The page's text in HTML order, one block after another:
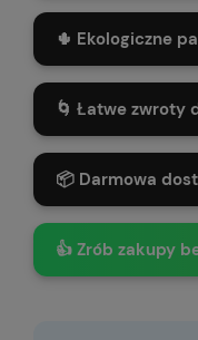
🌵 Ekologiczne
🌀 Łatwe zwroty
📦 Darmowa
👍 Zrób zakupy